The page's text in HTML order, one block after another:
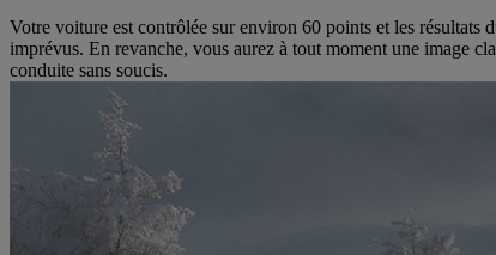
Votre voiture est contrôlée sur environ 60 points et les résultats
imprévus. En revanche, vous aurez à tout moment une image
conduite sans soucis.